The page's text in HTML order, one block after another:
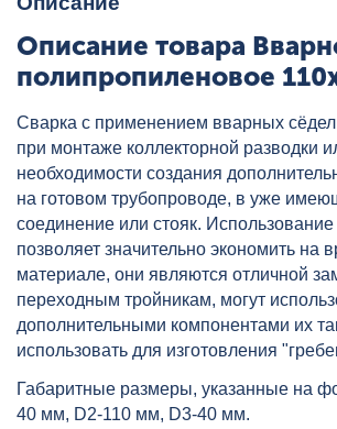
Описание товара
полипропиленовое
Сварка с применением вварных сёдел
при монтаже коллекторной разводки
необходимости создания
на готовом трубопроводе, в уже
соединение или стояк.
позволяет значительно экономить на
материале, они являются отличной
переходным тройникам, могут
дополнительными компонентами их
использовать для изготовления
Габаритные размеры, указанные на
40 мм, D2-110 мм, D3-40 мм.